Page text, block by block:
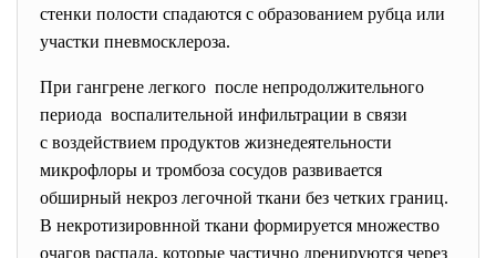
стенки полости спадаются с образованием рубца или
участки пневмосклероза.
При гангрене легкого после непродолжительного
периода воспалительной инфильтрации в связи
с воздействием продуктов жизнедеятельности
микрофлоры и тромбоза сосудов развивается
обширный некроз легочной ткани без четких границ.
В некротизировнной ткани формируется множество
очагов распада, которые частично дренируются через